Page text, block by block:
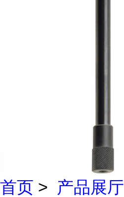
首页 > 产品展厅